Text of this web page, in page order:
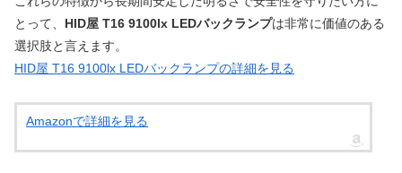
とって、 HID屋 T16 9100lx LEDバックランプは非常に価値のある
選択肢と言えます。
HID屋 T16 9100lx LEDバックランプの詳細を見る
Amazonで詳細を見る